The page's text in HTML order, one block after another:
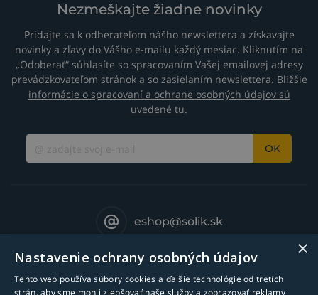
Nezmeškajte žiadne novinky
Pridajte sa k odberateľom nášho newslettera a získavajte
novinky a zľavy do Vášho e-mailu každý mesiac. Kliknutím na
„Odoberať“ súhlasíte so spracovaním Vašej emailovej adresy
prevádzkovateľom stránok a so zasielaním newslettera. Bližšie
informácie o spracovaní a ochrane osobných údajov sú
uvedené tu.
OK
eshop@solik.sk
×
Nastavenie ochrany osobných údajov
Tento web používa súbory cookies a ďalšie technológie od tretích
strán, aby sme mohli zlepšovať naše služby a zobrazovať reklamy